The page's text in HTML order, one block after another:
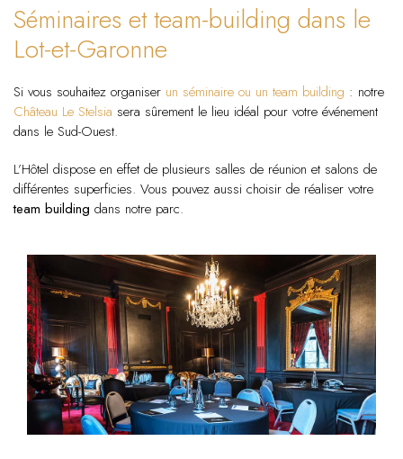
Séminaires et team-building dans le
Lot-et-Garonne
Si vous souhaitez organiser un séminaire ou un team building : notre
Château Le Stelsia sera sûrement le lieu idéal pour votre événement
dans le Sud-Ouest.
L’Hôtel dispose en effet de plusieurs salles de réunion et salons de
différentes superficies. Vous pouvez aussi choisir de réaliser votre
team building dans notre parc.